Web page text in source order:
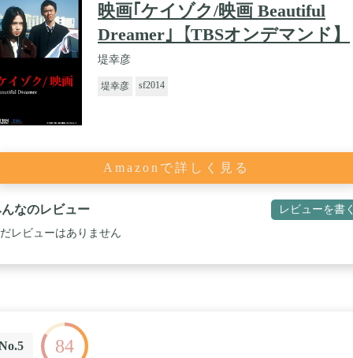
映画｢ケイゾク/映画 Beautiful
Dreamer｣【TBSオンデマンド】
堤幸彦
堤幸彦 sf2014
Amazonで詳しく見る
なのレビュー レビューを書
レビューはありません
84